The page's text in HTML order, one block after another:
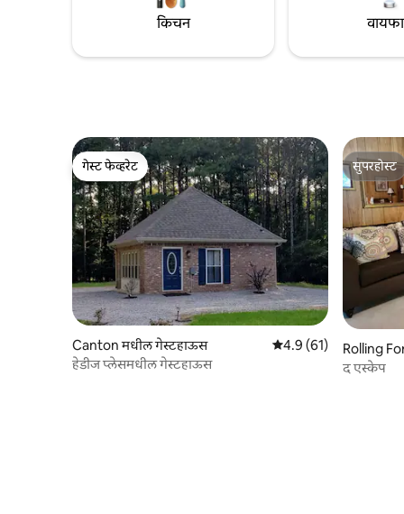
किचन
गेस्ट फेव्हरेट
गेस्ट फेव्हरेट
Canton मधील गेस्टहाऊस 5 पैकी 4.9 सरासरी रेटिंग,
4.9 (61)
हेडीज प्लेसमधील गेस्टहाऊस
सुपरहोस्ट
सुपरहोस्ट
Rolling
द एस्केप